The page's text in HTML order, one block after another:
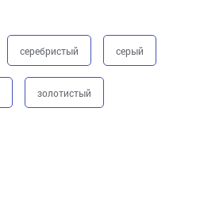
серебристый серый
золотистый